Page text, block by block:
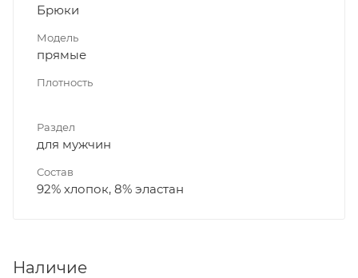
Брюки
Модель
прямые
Плотность
Раздел
для мужчин
Состав
92% хлопок, 8% эластан
Наличие